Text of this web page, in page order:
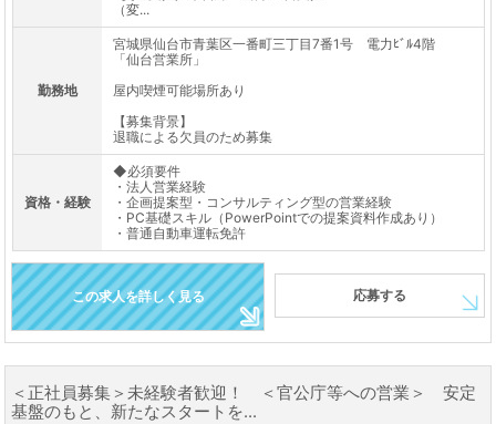
（変...
勤務地
宮城県仙台市青葉区一番町三丁目7番1号 電力ﾋﾞﾙ4階
「仙台営業所」
屋内喫煙可能場所あり
【募集背景】
退職による欠員のため募集
資格・経験
◆必須要件
・法人営業経験
・企画提案型・コンサルティング型の営業経験
・PC基礎スキル（PowerPointでの提案資料作成あり）
・普通自動車運転免許
この求人を詳しく見る 応募する
＜正社員募集＞未経験者歓迎！ ＜官公庁等への営業＞ 安定
基盤のもと、新たなスタートを...